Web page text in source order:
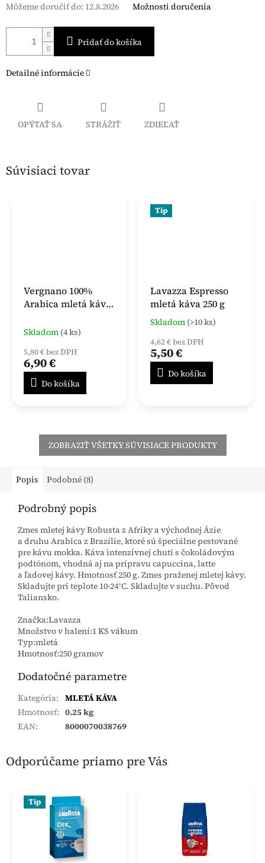
Môžeme doručiť do: 12.8.2026 Možnosti doručenia
Pridať do košíka
Detailné informácie
OPÝTAŤ SA STRÁŽIŤ ZDIEĽAŤ
Súvisiaci tovar
Vergnano 100%
Arabica mletá káva
Skladom (4 ks)
5,80 € bez DPH
6,90 €
Do košíka
Tip
Lavazza Espresso
mletá káva 250 g
Priemerné
produktu
je
4,0
Skladom (>10 ks)
4,62 € bez DPH
5,50 €
Do košíka
ZOBRAZIŤ VŠETKY SÚVISIACE PRODUKTY
Popis Podobné (8)
Podrobný popis
Zmes mletej kávy Robusta z Afriky a východnej Ázie
a druhu Arabica z Brazílie, ktoré sú špeciálne pestované
pre kávu mokka. Káva intenzívnej chuti s čokoládovým
podtónom, vhodná aj na prípravu capuccina, latte
a ľadovej kávy. Hmotnosť 250 g. Zmes praženej mletej kávy.
Skladujte pri teplote 10-24°C. Skladujte v suchu. Pôvod
Taliansko.
Značka:Lavazza
Množstvo v balení:1 KS vákum
Typ:mletá
Hmotnosť:250 gramov
Dodatočné parametre
Kategória: MLETÁ KÁVA
Hmotnosť: 0.25 kg
EAN: 8000070038769
Odporúčame priamo pre Vás
Tip